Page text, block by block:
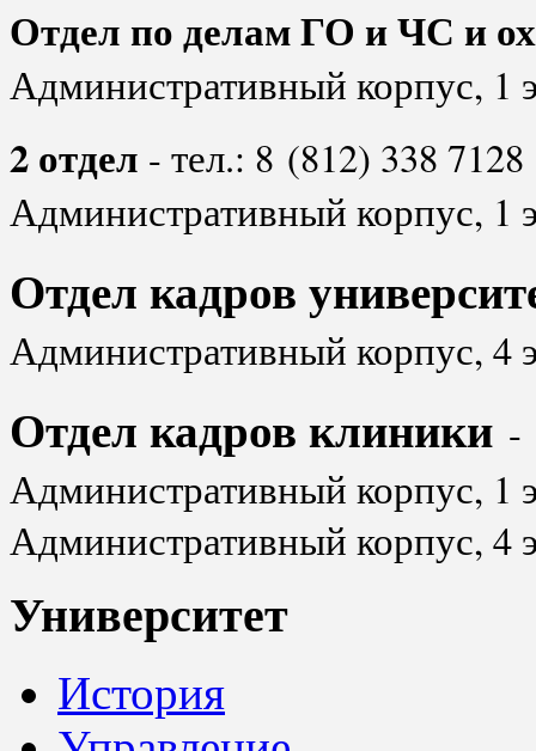
Отдел по делам ГО и ЧС и
Административный корпус, 1
2 отдел - тел.: 8 (812) 338 7128
Административный корпус, 1
Отдел кадров
Административный корпус, 4
Отдел кадров клиники -
Административный корпус, 1
Административный корпус, 4
Университет
История